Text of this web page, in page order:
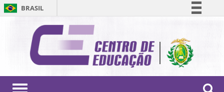
BRASIL
Comunica BR
Participe
Acesso à informação
Toggle